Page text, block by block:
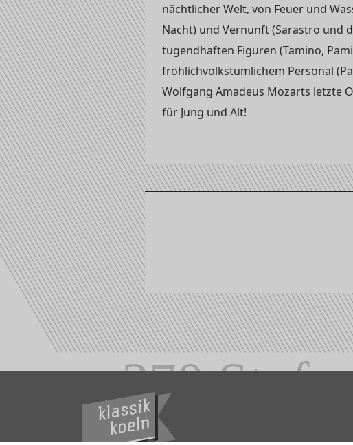
nächtlicher Welt, von Feuer und
Nacht) und Vernunft (Sarastro und
tugendhaften Figuren (Tamino,
fröhlichvolkstümlichem Personal
Wolfgang Amadeus Mozarts letzte
für Jung und Alt!